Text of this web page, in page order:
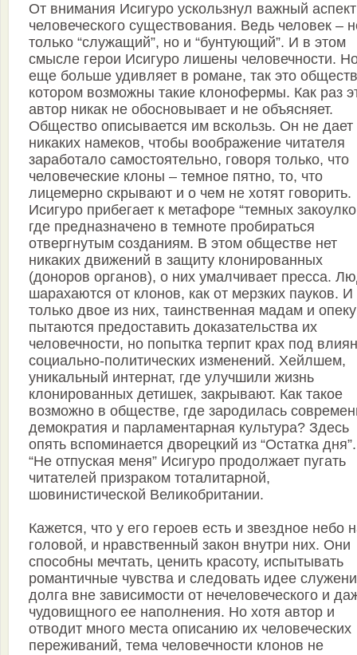
От внимания Исигуро ускользнул важный аспект
человеческого существования. Ведь человек –
только “служащий”, но и “бунтующий”. И в этом
смысле герои Исигуро лишены человечности.
еще больше удивляет в романе, так это
котором возможны такие клонофермы. Как раз
автор никак не обосновывает и не объясняет.
Общество описывается им вскользь. Он не дает
никаких намеков, чтобы воображение читателя
заработало самостоятельно, говоря только, что
человеческие клоны – темное пятно, то, что
лицемерно скрывают и о чем не хотят говорить.
Исигуро прибегает к метафоре “темных
где предназначено в темноте пробираться
отвергнутым созданиям. В этом обществе нет
никаких движений в защиту клонированных
(доноров органов), о них умалчивает пресса.
шарахаются от клонов, как от мерзких пауков. И
только двое из них, таинственная мадам и
пытаются предоставить доказательства их
человечности, но попытка терпит крах под
социально-политических изменений. Хейлшем,
уникальный интернат, где улучшили жизнь
клонированных детишек, закрывают. Как такое
возможно в обществе, где зародилась
демократия и парламентарная культура? Здесь
опять вспоминается дворецкий из “Остатка
“Не отпуская меня” Исигуро продолжает пугать
читателей призраком тоталитарной,
шовинистической Великобритании.
Кажется, что у его героев есть и звездное небо
головой, и нравственный закон внутри них. Они
способны мечтать, ценить красоту, испытывать
романтичные чувства и следовать идее
долга вне зависимости от нечеловеческого и
чудовищного ее наполнения. Но хотя автор и
отводит много места описанию их человеческих
переживаний, тема человечности клонов не